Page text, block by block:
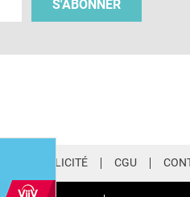
S'ABONNER
PUBLICITÉ CGU